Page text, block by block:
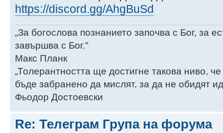
https://discord.gg/AhgBuSd
„За богослова познанието започва с Бог, за
завършва с Бог."
Макс Планк
„Толерантността ще достигне такова ниво,
бъде забранено да мислят, за да не обидят
Фьодор Достоевски
Re: Телеграм Група на форума